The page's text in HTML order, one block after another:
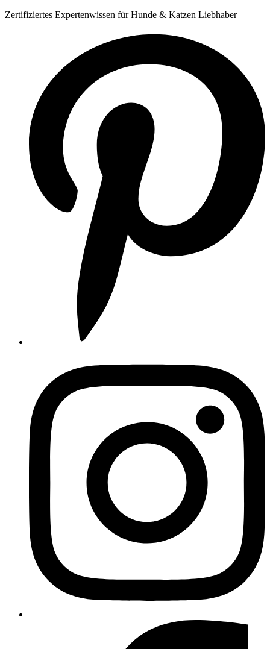
Zum
Zertifiziertes Expertenwissen für Hunde & Katzen Liebhaber